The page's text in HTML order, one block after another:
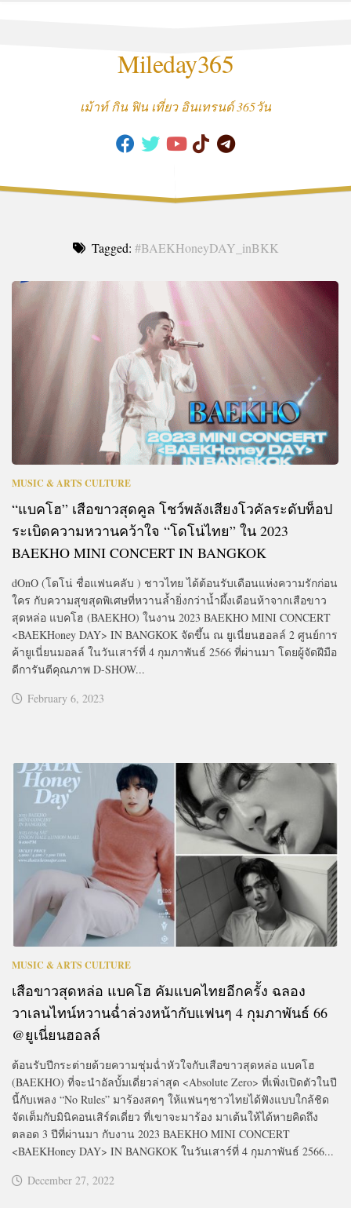
Mileday365
เม้าท์ กิน ฟิน เที่ยว อินเทรนด์ 365วัน
Tagged: #BAEKHoneyDAY_inBKK
MUSIC & ARTS CULTURE
“แบคโฮ” เสือขาวสุดคูล โชว์พลังเสียงโวคัลระดับท็อป
ระเบิดความหวานคว้าใจ “โดโน่ไทย” ใน 2023
BAEKHO MINI CONCERT IN BANGKOK
dOnO (โดโน่ ชื่อแฟนคลับ ) ชาวไทย ได้ต้อนรับเดือนแห่งความรักก่อน
ใคร กับความสุขสุดพิเศษที่หวานล้ำยิ่งกว่าน้ำผึ้งเดือนห้าจากเสือขาว
สุดหล่อ แบคโฮ (BAEKHO) ในงาน 2023 BAEKHO MINI CONCERT
<BAEKHoney DAY> IN BANGKOK จัดขึ้น ณ ยูเนี่ยนฮอลล์ 2 ศูนย์การ
ค้ายูเนี่ยนมอลล์ ในวันเสาร์ที่ 4 กุมภาพันธ์ 2566 ที่ผ่านมา โดยผู้จัดฝีมือ
ดีการันตีคุณภาพ D-SHOW...
February 6, 2023
MUSIC & ARTS CULTURE
เสือขาวสุดหล่อ แบคโฮ คัมแบคไทยอีกครั้ง ฉลอง
วาเลนไทน์หวานฉ่ำล่วงหน้ากับแฟนๆ 4 กุมภาพันธ์ 66
@ยูเนี่ยนฮอลล์
ต้อนรับปีกระต่ายด้วยความชุ่มฉ่ำหัวใจกับเสือขาวสุดหล่อ แบคโฮ
(BAEKHO) ที่จะนำอัลบั้มเดี่ยวล่าสุด <Absolute Zero> ที่เพิ่งเปิดตัวในปี
นี้กับเพลง “No Rules” มาร้องสดๆ ให้แฟนๆชาวไทยได้ฟังแบบใกล้ชิด
จัดเต็มกับมินิคอนเสิร์ตเดี่ยว ที่เขาจะมาร้อง มาเต้นให้ได้หายคิดถึง
ตลอด 3 ปีที่ผ่านมา กับงาน 2023 BAEKHO MINI CONCERT
<BAEKHoney DAY> IN BANGKOK ในวันเสาร์ที่ 4 กุมภาพันธ์ 2566...
December 27, 2022